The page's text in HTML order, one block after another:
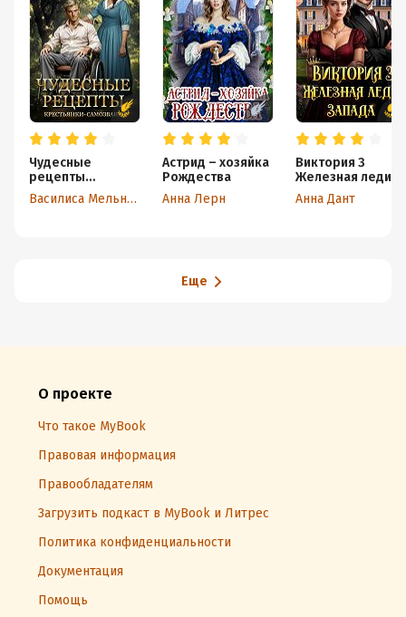
Чудесные
рецепты
крестьянки-
самозванки
Василиса Мельницкая
Астрид – хозяйка
Рождества
Анна Лерн
Виктория 3
Железная леди
Запада
Анна Дант
Еще
О проекте
Что такое MyBook
Правовая информация
Правообладателям
Загрузить подкаст в MyBook и Литрес
Политика конфиденциальности
Документация
Помощь